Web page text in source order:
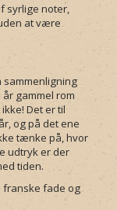
syrlige noter,
at være
sammenligning
gammel rom
Det er til
og på det ene
tænke på, hvor
udtryk er der
tiden.
franske fade og